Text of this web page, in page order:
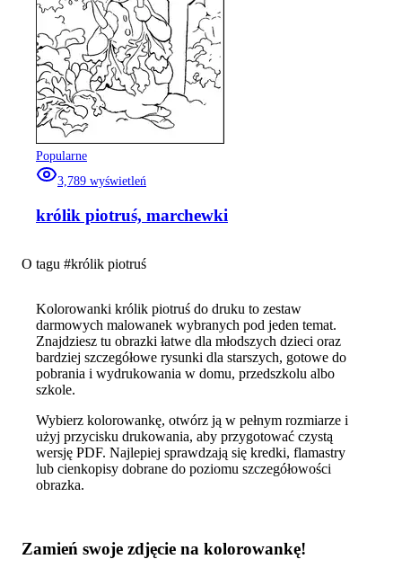
Popularne
3,789 wyświetleń
królik piotruś, marchewki
O tagu #królik piotruś
Kolorowanki królik piotruś do druku to zestaw
darmowych malowanek wybranych pod jeden temat.
Znajdziesz tu obrazki łatwe dla młodszych dzieci oraz
bardziej szczegółowe rysunki dla starszych, gotowe do
pobrania i wydrukowania w domu, przedszkolu albo
szkole.
Wybierz kolorowankę, otwórz ją w pełnym rozmiarze i
użyj przycisku drukowania, aby przygotować czystą
wersję PDF. Najlepiej sprawdzają się kredki, flamastry
lub cienkopisy dobrane do poziomu szczegółowości
obrazka.
Zamień swoje zdjęcie na kolorowankę!